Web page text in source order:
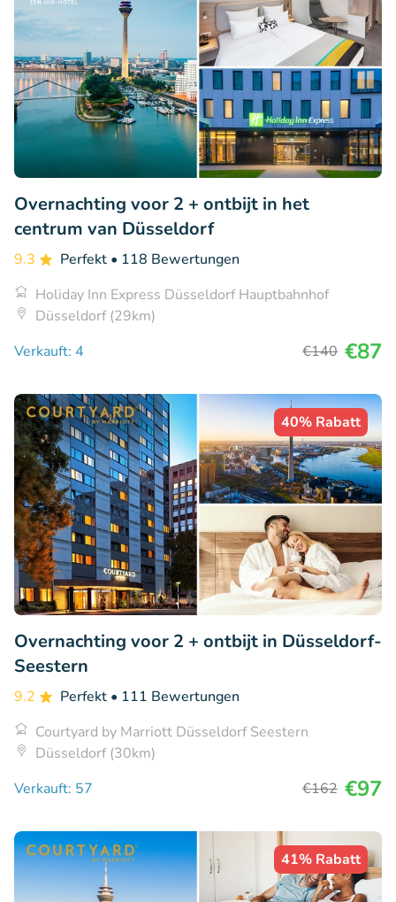
Overnachting voor 2 + ontbijt in het
centrum van Düsseldorf
9.3 Perfekt • 118 Bewertungen
Holiday Inn Express Düsseldorf Hauptbahnhof
Düsseldorf (29km)
Verkauft: 4
€140 €87
40% Rabatt
Overnachting voor 2 + ontbijt in Düsseldorf-
Seestern
9.2 Perfekt • 111 Bewertungen
Courtyard by Marriott Düsseldorf Seestern
Düsseldorf (30km)
Verkauft: 57
€162 €97
41% Rabatt